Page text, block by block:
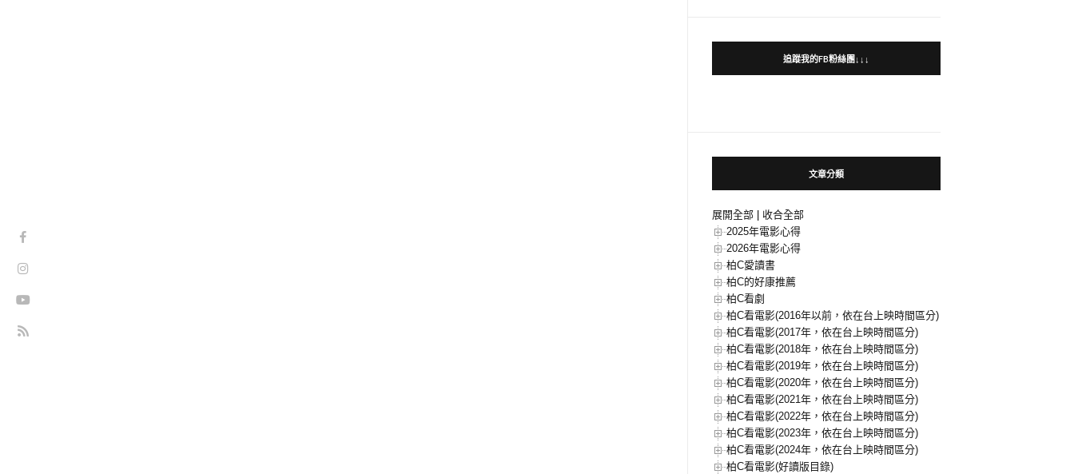
追蹤我的FB粉絲團↓↓↓
文章分類
展開全部
收合全部
2025年電影心得
2026年電影心得
柏C愛讀書
柏C的好康推薦
柏C看劇
柏C看電影(2016年以前，依在台上映時間區分)
柏C看電影(2017年，依在台上映時間區分)
柏C看電影(2018年，依在台上映時間區分)
柏C看電影(2019年，依在台上映時間區分)
柏C看電影(2020年，依在台上映時間區分)
柏C看電影(2021年，依在台上映時間區分)
柏C看電影(2022年，依在台上映時間區分)
柏C看電影(2023年，依在台上映時間區分)
柏C看電影(2024年，依在台上映時間區分)
柏C看電影(好讀版目錄)